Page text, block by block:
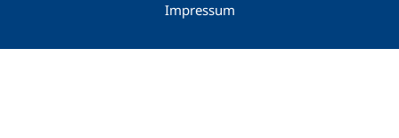
Impressum